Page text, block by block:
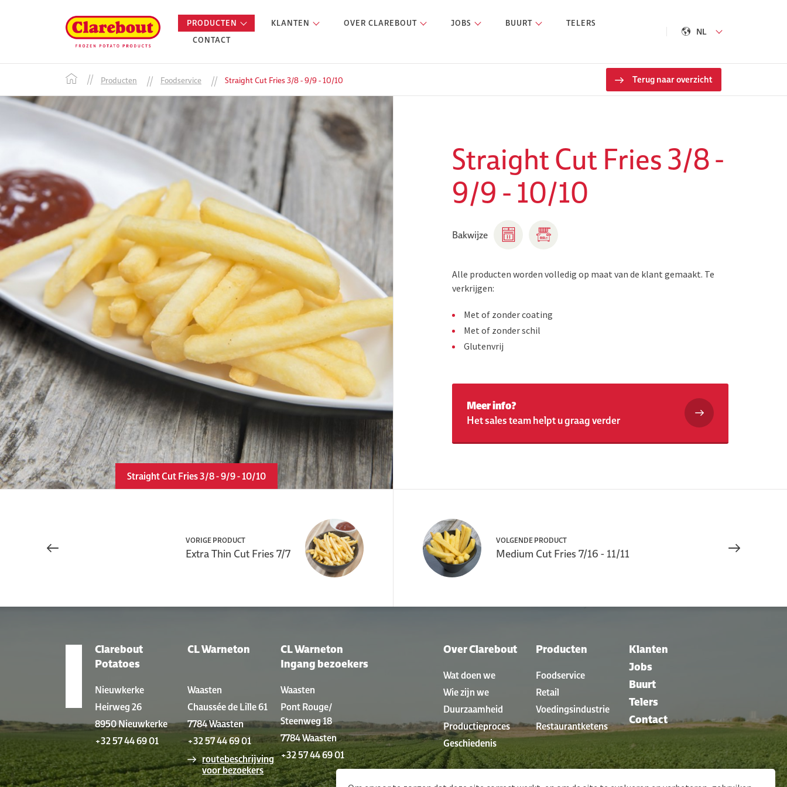
PRODUCTEN KLANTEN OVER CLAREBOUT JOBS BUURT
TELERS
CONTACT
NL
Producten Foodservice Straight Cut Fries 3/8 - 9/9 - 10/10 Terug naar overzicht
Straight Cut Fries 3/8 - 9/9 - 10/10
Straight Cut Fries 3/8 -
9/9 - 10/10
Bakwijze
Alle producten worden volledig op maat van de klant gemaakt. Te
verkrijgen:
Met of zonder coating
Met of zonder schil
Glutenvrij
Meer info?
Het sales team helpt u graag verder
VORIGE PRODUCT
Extra Thin Cut Fries 7/7
VOLGENDE PRODUCT
Medium Cut Fries 7/16 - 11/11
Clarebout
Potatoes
Nieuwkerke
Heirweg 26
8950 Nieuwkerke
+32 57 44 69 01
CL Warneton
Waasten
Chaussée de Lille 61
7784 Waasten
+32 57 44 69 01
routebeschrijving
voor bezoekers
CL Warneton
Ingang bezoekers
Waasten
Pont Rouge/
Steenweg 18
7784 Waasten
+32 57 44 69 01
Over Clarebout
Wat doen we
Wie zijn we
Duurzaamheid
Productieproces
Geschiedenis
Producten
Foodservice
Retail
Voedingsindustrie
Restaurantketens
Klanten
Jobs
Buurt
Telers
Contact